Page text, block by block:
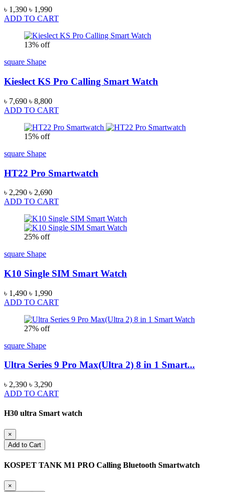
৳ 1,390 ৳ 1,990
ADD TO CART
13% off
square Shape
Kieslect KS Pro Calling Smart Watch
৳ 7,690 ৳ 8,800
ADD TO CART
15% off
square Shape
HT22 Pro Smartwatch
৳ 2,290 ৳ 2,690
ADD TO CART
25% off
square Shape
K10 Single SIM Smart Watch
৳ 1,490 ৳ 1,990
ADD TO CART
27% off
square Shape
Ultra Series 9 Pro Max(Ultra 2) 8 in 1 Smart...
৳ 2,390 ৳ 3,290
ADD TO CART
H30 ultra Smart watch
×
Add to Cart
KOSPET TANK M1 PRO Calling Bluetooth Smartwatch
×